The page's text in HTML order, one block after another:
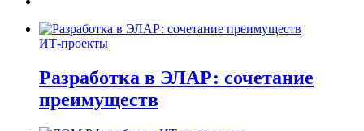
ИТ-проекты
Разработка в ЭЛАР: сочетание
преимуществ